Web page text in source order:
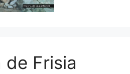
de Frisia